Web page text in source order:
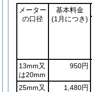
メーター
の口径
基本料金
(1月につき)
13mm又
は20mm
950円
25mm又
1,480円